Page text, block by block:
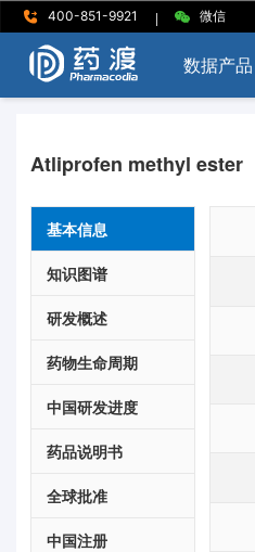
400-851-9921 | 微信
数据产品
Atliprofen methyl ester
基本信息
知识图谱
研发概述
药物生命周期
中国研发进度
药品说明书
全球批准
中国注册